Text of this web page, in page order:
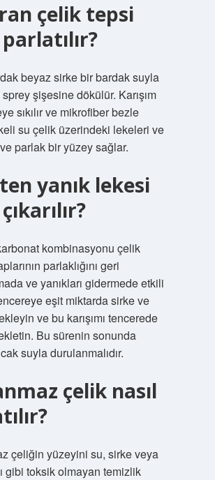
çelik tepsi
beyaz sirke bir bardak suyla
sprey şişesine dökülür. Karışım
sıkılır ve mikrofiber bezle
su çelik üzerindeki lekeleri ve
parlak bir yüzey sağlar.
yanık lekesi
kombinasyonu çelik
parlaklığını geri
ve yanıkları gidermede etkili
eşit miktarda sirke ve
ve bu karışımı tencerede
Bu sürenin sonunda
suyla durulanmalıdır.
çelik nasıl
çeliğin yüzeyini su, sirke veya
gibi toksik olmayan temizlik